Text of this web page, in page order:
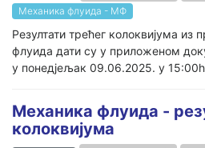
Механика флуида - МФ
Резултати трећег колоквијума из
флуида дати су у приложеном
у понедјељак 09.06.2025. у
Механика флуида -
колоквијума